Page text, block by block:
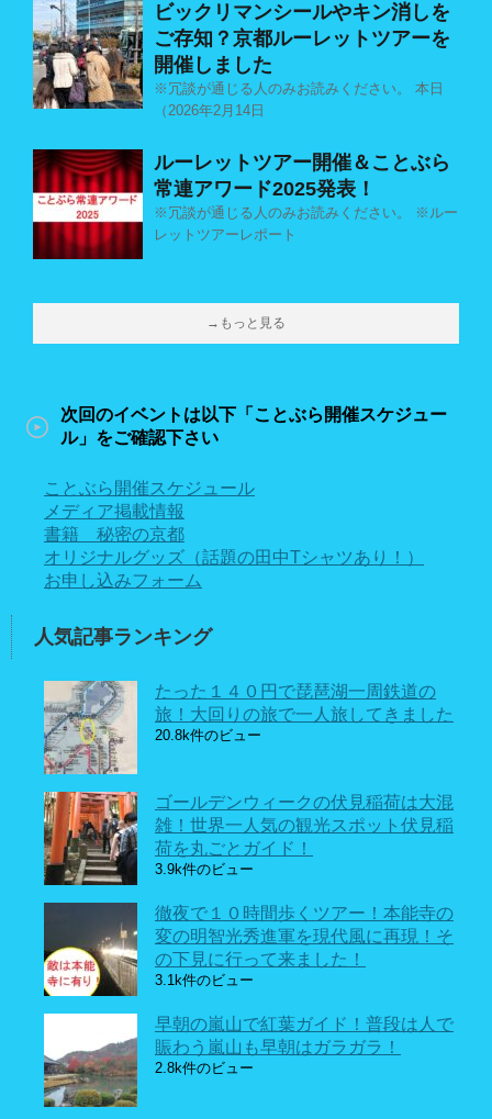
ビックリマンシールやキン消しを
ご存知？京都ルーレットツアーを
開催しました
※冗談が通じる人のみお読みください。 本日
（2026年2月14日
ルーレットツアー開催＆ことぶら
常連アワード2025発表！
※冗談が通じる人のみお読みください。 ※ルー
レットツアーレポート
→もっと見る
次回のイベントは以下「ことぶら開催スケジュー
ル」をご確認下さい
ことぶら開催スケジュール
メディア掲載情報
書籍 秘密の京都
オリジナルグッズ（話題の田中Tシャツあり！）
お申し込みフォーム
人気記事ランキング
たった１４０円で琵琶湖一周鉄道の
旅！大回りの旅で一人旅してきました
20.8k件のビュー
ゴールデンウィークの伏見稲荷は大混
雑！世界一人気の観光スポット伏見稲
荷を丸ごとガイド！
3.9k件のビュー
徹夜で１０時間歩くツアー！本能寺の
変の明智光秀進軍を現代風に再現！そ
の下見に行って来ました！
3.1k件のビュー
早朝の嵐山で紅葉ガイド！普段は人で
賑わう嵐山も早朝はガラガラ！
2.8k件のビュー